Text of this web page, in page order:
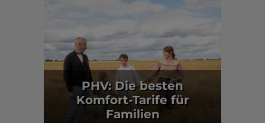
PHV: Die besten
Komfort-Tarife für
Familien